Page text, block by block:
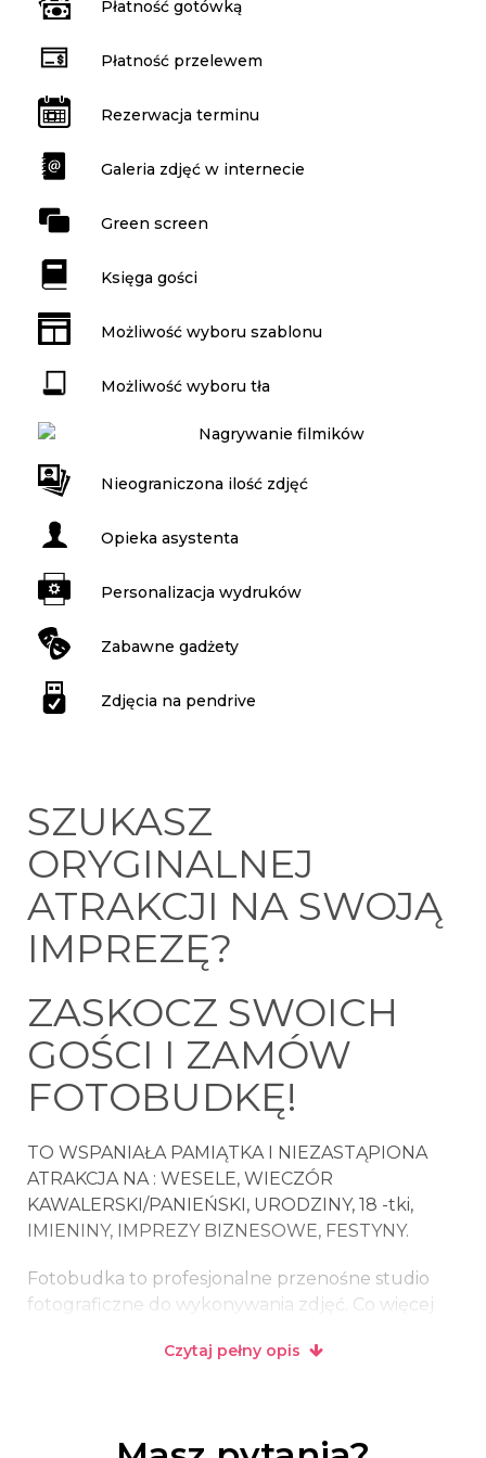
Płatność gotówką
Płatność przelewem
Rezerwacja terminu
Galeria zdjęć w internecie
Green screen
Księga gości
Możliwość wyboru szablonu
Możliwość wyboru tła
Nagrywanie filmików
Nieograniczona ilość zdjęć
Opieka asystenta
Personalizacja wydruków
Zabawne gadżety
Zdjęcia na pendrive
SZUKASZ
ORYGINALNEJ
ATRAKCJI NA SWOJĄ
IMPREZĘ?
ZASKOCZ SWOICH
GOŚCI I ZAMÓW
FOTOBUDKĘ!
TO WSPANIAŁA PAMIĄTKA I NIEZASTĄPIONA
ATRAKCJA NA : WESELE, WIECZÓR
KAWALERSKI/PANIEŃSKI, URODZINY, 18 -tki,
IMIENINY, IMPREZY BIZNESOWE, FESTYNY.
Fotobudka to profesjonalne przenośne studio
fotograficzne do wykonywania zdjęć. Co więcej
umożliwi natychmiastowe wysłanie ich na e-mail,
Czytaj pełny opis